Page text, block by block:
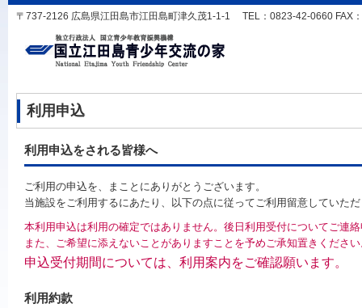
〒737-2126 広島県江田島市江田島町津久茂1-1-1 TEL：0823-42-0660 FAX
利用申込
利用申込をされる皆様へ
ご利用の申込を、まことにありがとうございます。
当施設をご利用するにあたり、以下の点に従ってご利用留意していた
本利用申込は利用の確定ではありません。後日利用受付についてご連
また、ご希望に添えないことがありますことを予めご承知置きくださ
申込受付期間については、利用案内をご確認願います。
利用約款